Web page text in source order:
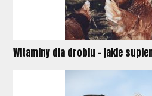
Witaminy dla drobiu – jakie